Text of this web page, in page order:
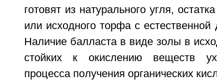
готовят из натурального угля,
или исходного торфа с
Наличие балласта в виде золы в
стойких к окислению веществ
процесса получения органических